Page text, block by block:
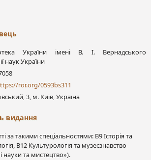
України імені В. І. Вернадського
наук України
ror.org/0593bs311
3, м. Київ, Україна
видання
за такими спеціальностями: В9 Історія та
В12 Культурологія та музеєзнавство
науки та мистецтво»).